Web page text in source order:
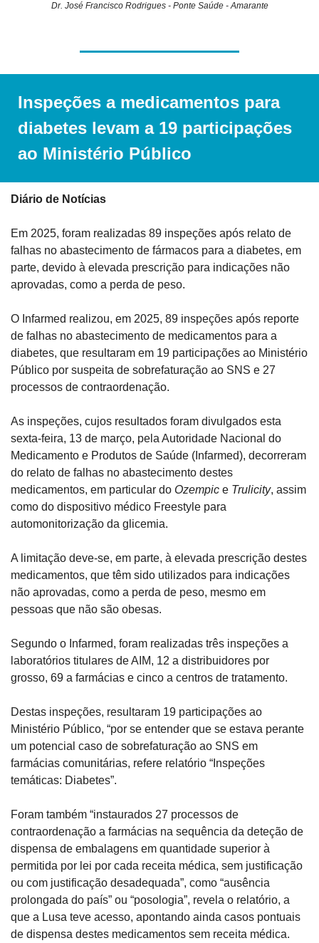
Dr. José Francisco Rodrigues - Ponte Saúde - Amarante
Inspeções a medicamentos para
diabetes levam a 19 participações
ao Ministério Público
Diário de Notícias
Em 2025, foram realizadas 89 inspeções após relato de
falhas no abastecimento de fármacos para a diabetes, em
parte, devido à elevada prescrição para indicações não
aprovadas, como a perda de peso.
O Infarmed realizou, em 2025, 89 inspeções após reporte
de falhas no abastecimento de medicamentos para a
diabetes, que resultaram em 19 participações ao Ministério
Público por suspeita de sobrefaturação ao SNS e 27
processos de contraordenação.
As inspeções, cujos resultados foram divulgados esta
sexta-feira, 13 de março, pela Autoridade Nacional do
Medicamento e Produtos de Saúde (Infarmed), decorreram
do relato de falhas no abastecimento destes
medicamentos, em particular do Ozempic e Trulicity, assim
como do dispositivo médico Freestyle para
automonitorização da glicemia.
A limitação deve-se, em parte, à elevada prescrição destes
medicamentos, que têm sido utilizados para indicações
não aprovadas, como a perda de peso, mesmo em
pessoas que não são obesas.
Segundo o Infarmed, foram realizadas três inspeções a
laboratórios titulares de AIM, 12 a distribuidores por
grosso, 69 a farmácias e cinco a centros de tratamento.
Destas inspeções, resultaram 19 participações ao
Ministério Público, “por se entender que se estava perante
um potencial caso de sobrefaturação ao SNS em
farmácias comunitárias, refere relatório “Inspeções
temáticas: Diabetes”.
Foram também “instaurados 27 processos de
contraordenação a farmácias na sequência da deteção de
dispensa de embalagens em quantidade superior à
permitida por lei por cada receita médica, sem justificação
ou com justificação desadequada”, como “ausência
prolongada do país” ou “posologia”, revela o relatório, a
que a Lusa teve acesso, apontando ainda casos pontuais
de dispensa destes medicamentos sem receita médica.